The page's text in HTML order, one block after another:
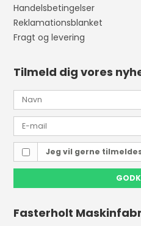
Handelsbetingelser
Reklamationsblanket
Fragt og levering
Tilmeld dig vores
Jeg vil gerne
Fasterholt